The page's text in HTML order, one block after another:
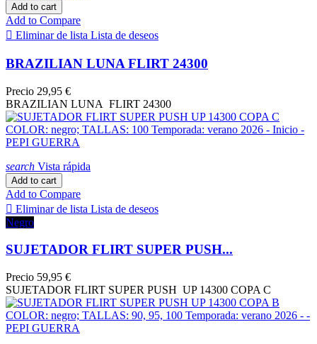
Add to cart
Add to Compare
 Eliminar de lista Lista de deseos
BRAZILIAN LUNA FLIRT 24300
Precio 29,95 €
BRAZILIAN LUNA FLIRT 24300
search Vista rápida
Add to cart
Add to Compare
 Eliminar de lista Lista de deseos
Negro
SUJETADOR FLIRT SUPER PUSH...
Precio 59,95 €
SUJETADOR FLIRT SUPER PUSH UP 14300 COPA C